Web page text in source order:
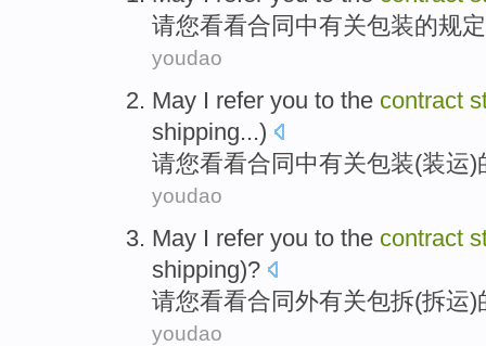
请您看看合同 中有关包装的规定
youdao
May I refer you to the contract
shipping...)
请您看看合同 中有关包装(装运)
youdao
May I refer you to the contract
shipping)?
请您看看合同外有关包拆(拆运)
youdao